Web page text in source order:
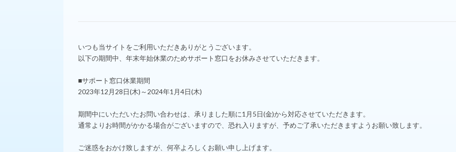
いつも当サイトをご利用いただきありがとうございます。
以下の期間中、年末年始休業のためサポート窓口をお休みさせていただきます。
■サポート窓口休業期間
2023年12月28日(木)～2024年1月4日(木)
期間中にいただいたお問い合わせは、承りました順に1月5日(金)から対応させていただきます。
通常よりお時間がかかる場合がございますので、恐れ入りますが、予めご了承いただきますようお願い致します。
ご迷惑をおかけ致しますが、何卒よろしくお願い申し上げます。